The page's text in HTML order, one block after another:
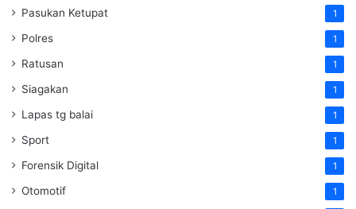
Pasukan Ketupat 1
Polres 1
Ratusan 1
Siagakan 1
Lapas tg balai 1
Sport 1
Forensik Digital 1
Otomotif 1